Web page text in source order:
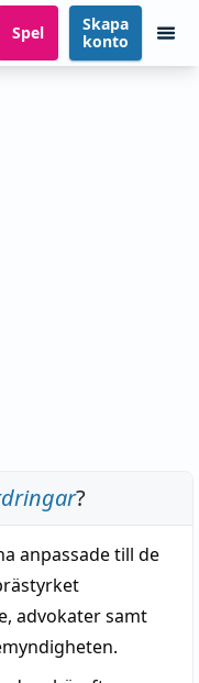
Spel
Skapa
konto
?
anpassade till de
advokater samt